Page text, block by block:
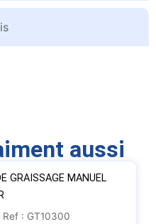
aussi
GRAISSAGE MANUEL
Ref : GT10300